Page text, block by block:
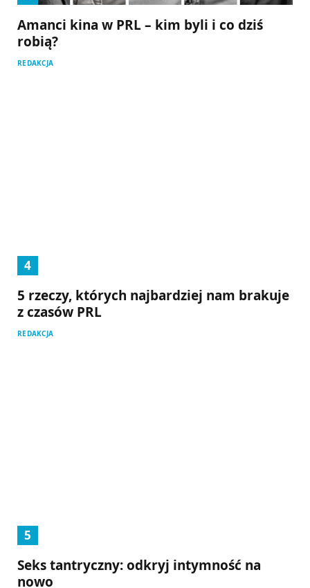
Amanci kina w PRL – kim byli i co dziś
robią?
REDAKCJA
5 rzeczy, których najbardziej nam brakuje
z czasów PRL
REDAKCJA
Seks tantryczny: odkryj intymność na
nowo